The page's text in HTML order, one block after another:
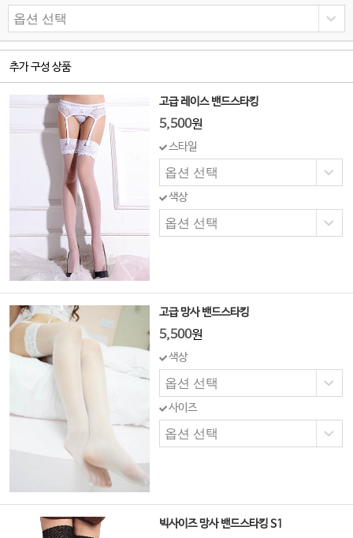
추가 구성 상품
고급 레이스 밴드스타킹
5,500원
스타일
색상
고급 망사 밴드스타킹
5,500원
색상
사이즈
빅사이즈 망사 밴드스타킹 S1